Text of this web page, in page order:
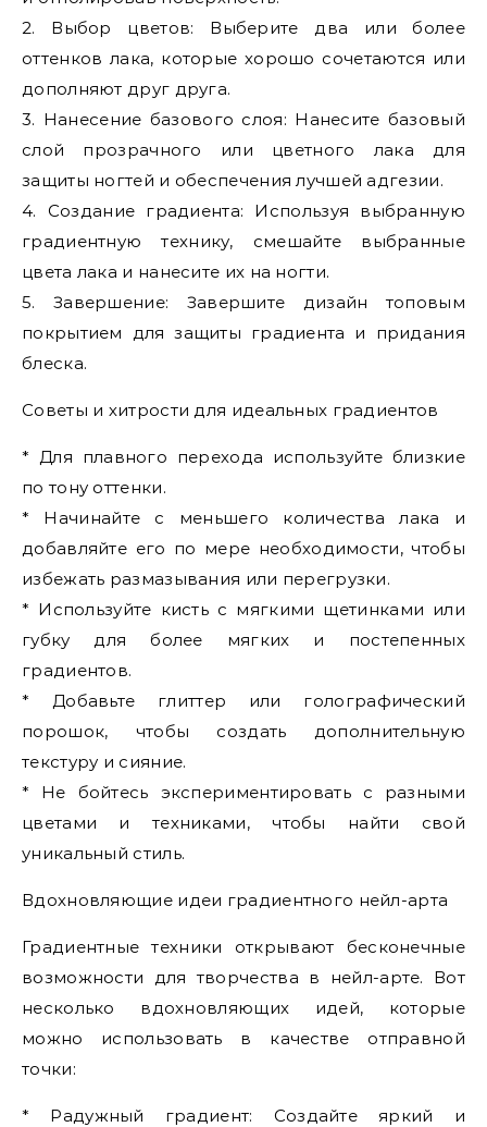
2. Выбор цветов: Выберите два или более
оттенков лака, которые хорошо сочетаются или
дополняют друг друга.
3. Нанесение базового слоя: Нанесите базовый
слой прозрачного или цветного лака для
защиты ногтей и обеспечения лучшей адгезии.
4. Создание градиента: Используя выбранную
градиентную технику, смешайте выбранные
цвета лака и нанесите их на ногти.
5. Завершение: Завершите дизайн топовым
покрытием для защиты градиента и придания
блеска.
Советы и хитрости для идеальных градиентов
* Для плавного перехода используйте близкие
по тону оттенки.
* Начинайте с меньшего количества лака и
добавляйте его по мере необходимости, чтобы
избежать размазывания или перегрузки.
* Используйте кисть с мягкими щетинками или
губку для более мягких и постепенных
градиентов.
* Добавьте глиттер или голографический
порошок, чтобы создать дополнительную
текстуру и сияние.
* Не бойтесь экспериментировать с разными
цветами и техниками, чтобы найти свой
уникальный стиль.
Вдохновляющие идеи градиентного нейл-арта
Градиентные техники открывают бесконечные
возможности для творчества в нейл-арте. Вот
несколько вдохновляющих идей, которые
можно использовать в качестве отправной
точки:
* Радужный градиент: Создайте яркий и